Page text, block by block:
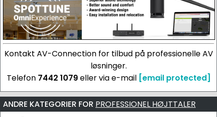
Kontakt AV-Connection for tilbud på professionelle AV
løsninger.
Telefon 7442 1079eller via e-mail [email protected]
ANDRE KATEGORIER FOR PROFESSIONEL HØJTTALER